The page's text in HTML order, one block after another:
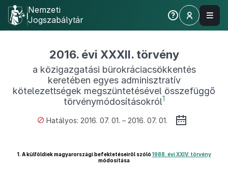
Nemzeti
Jogszabálytár
2016. évi XXXII. törvény
a közigazgatási bürokráciacsökkentés
keretében egyes adminisztratív
kötelezettségek megszüntetésével összefüggő
törvénymódosításokról1
Hatályos: 2016. 07. 01. – 2016. 07. 01.
1. A külföldiek magyarországi befektetéseiről szóló 1988. évi XXIV. törvény
módosítása